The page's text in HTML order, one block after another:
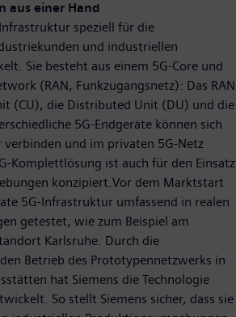
aus einer Hand
speziell für die
und industriellen
Sie besteht aus einem 5G-Core und
(RAN, Funkzugangsnetz): Das RAN
(CU), die Distributed Unit (DU) und die
5G-Endgeräte können sich
und im privaten 5G-Netz
Komplettlösung ist auch für den Einsatz
konzipiert.Vor dem Marktstart
5G-Infrastruktur umfassend in realen
getestet, wie zum Beispiel am
Karlsruhe. Durch die
Betrieb des Prototypennetzwerks in
hat Siemens die Technologie
So stellt Siemens sicher, dass sie